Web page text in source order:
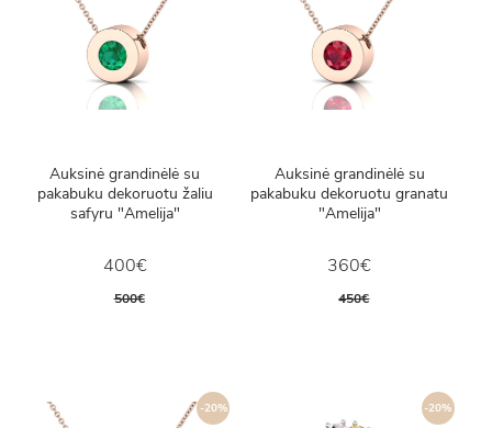
Auksinė grandinėlė su
pakabuku dekoruotu žaliu
safyru "Amelija"
400€
500€
Auksinė grandinėlė su
pakabuku dekoruotu granatu
"Amelija"
360€
450€
-20% -20%